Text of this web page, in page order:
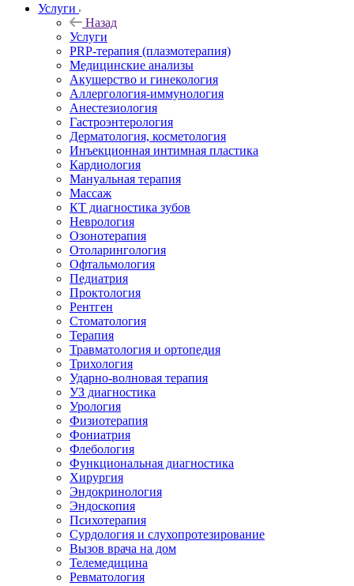
Услуги
Назад
Услуги
PRP-терапия (плазмотерапия)
Медицинские анализы
Акушерство и гинекология
Аллергология-иммунология
Анестезиология
Гастроэнтерология
Дерматология, косметология
Инъекционная интимная пластика
Кардиология
Мануальная терапия
Массаж
КТ диагностика зубов
Неврология
Озонотерапия
Отоларингология
Офтальмология
Педиатрия
Проктология
Рентген
Стоматология
Терапия
Травматология и ортопедия
Трихология
Ударно-волновая терапия
УЗ диагностика
Урология
Физиотерапия
Фониатрия
Флебология
Функциональная диагностика
Хирургия
Эндокринология
Эндоскопия
Психотерапия
Сурдология и слухопротезирование
Вызов врача на дом
Телемедицина
Ревматология